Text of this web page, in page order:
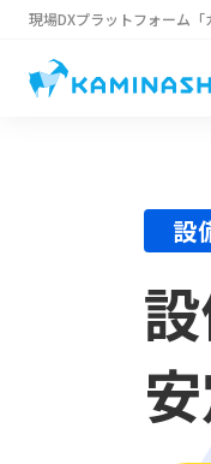
現場DXプラットフォーム
設